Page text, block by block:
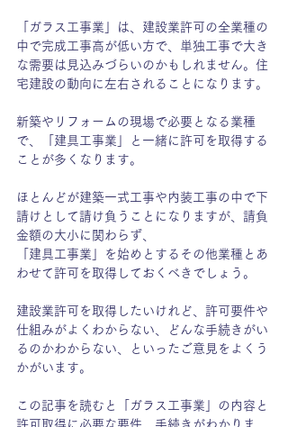
「ガラス工事業」は、建設業許可の全業種の
中で完成工事高が低い方で、単独工事で大き
な需要は見込みづらいのかもしれません。住
宅建設の動向に左右されることになります。
新築やリフォームの現場で必要となる業種
で、「建具工事業」と一緒に許可を取得する
ことが多くなります。
ほとんどが建築一式工事や内装工事の中で下
請けとして請け負うことになりますが、請負
金額の大小に関わらず、
「建具工事業」を始めとするその他業種とあ
わせて許可を取得しておくべきでしょう。
建設業許可を取得したいけれど、許可要件や
仕組みがよくわからない、どんな手続きがい
るのかわからない、といったご意見をよくう
かがいます。
この記事を読むと「ガラス工事業」の内容と
許可取得に必要な要件、手続きがわかりま